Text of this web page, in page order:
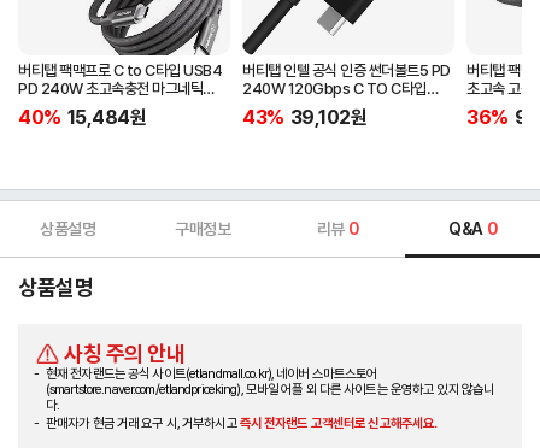
버티탭 팩맥프로 C to C타입 USB4
PD 240W 초고속충전 마그네틱
케이블 1m
40% 15,484원
버티탭 인텔 공식 인증 썬더볼트5 PD
240W 120Gbps C TO C타입
케이블 1m
43% 39,102원
버티탭 팩
초고속 고속
36%
상품설명 구매정보 리뷰 0 Q&A 0
상품설명
사칭 주의 안내
현재 전자랜드는 공식 사이트(etlandmall.co.kr), 네이버 스마트스토어
(smartstore.naver.com/etlandpriceking), 모바일 어플 외 다른 사이트는 운영하고 있지 않습니
다.
판매자가 현금 거래 요구 시, 거부하시고즉시 전자랜드 고객센터로 신고해주세요.